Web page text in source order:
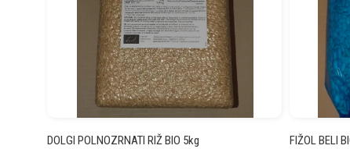
DOLGI POLNOZRNATI RIŽ BIO 5kg
FIŽOL BELI